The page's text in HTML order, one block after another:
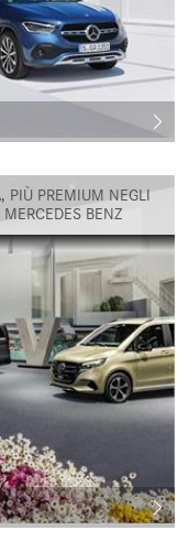
PIÙ PREMIUM NEGLI
BENZ